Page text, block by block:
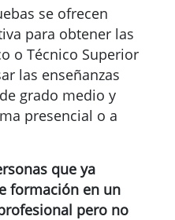
se ofrecen
para obtener las
o Técnico Superior
las enseñanzas
grado medio y
presencial o a
que ya
formación en un
pero no